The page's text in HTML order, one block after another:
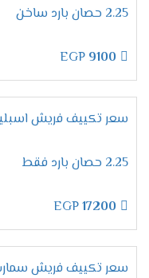
الاستمتاع
عليها وعلى
الخاصية التى
فى الجهاز لأنها
داخلها لتعمل
مواصفات
تربو "ديجيتال
يمتعنا دائما
يرغب به العميل
2.25 حصان بارد ساخن
9100
سعر تكييف فريش اسبليت 2.25 حصان تربو بارد بدون
2.25 حصان بارد فقط
17200